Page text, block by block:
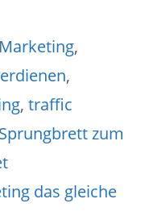
,
,
, traffic
zum
das gleiche